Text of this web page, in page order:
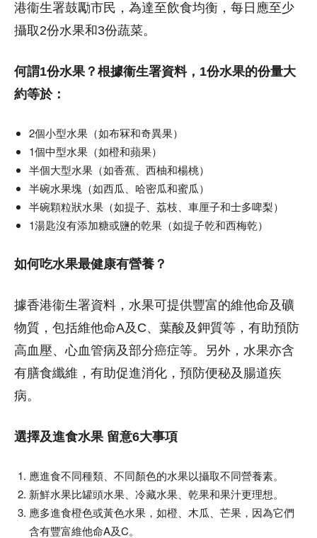
港衞生署鼓勵市民，為達至飲食均衡，每日應至少
攝取2份水果和3份蔬菜。
何謂1份水果？根據衞生署資料，1份水果的份量大
約等於：
2個小型水果（如布冧和奇異果）
1個中型水果（如橙和蘋果）
半個大型水果（如香蕉、西柚和楊桃）
半碗水果塊（如西瓜、哈密瓜和蜜瓜）
半碗顆粒狀水果（如提子、荔枝、車厘子和士多啤梨）
1湯匙沒有添加糖或鹽的乾果（如提子乾和西梅乾）
如何吃水果最健康有營養？
據香港衞生署資料，水果可提供豐富的維他命及礦
物質，包括維他命A及C、葉酸及鉀質等，有助預防
高血壓、心血管病及部分癌症等。另外，水果亦含
有膳食纖維，有助促進消化，預防便秘及腸道疾
病。
選擇及進食水果 留意6大事項
應進食不同種類、不同顏色的水果以攝取不同營養素。
新鮮水果比罐頭水果、冷藏水果、乾果和果汁更理想。
應多進食橙色或黃色水果，如橙、木瓜、芒果，因為它們
含有豐富維他命A及C。